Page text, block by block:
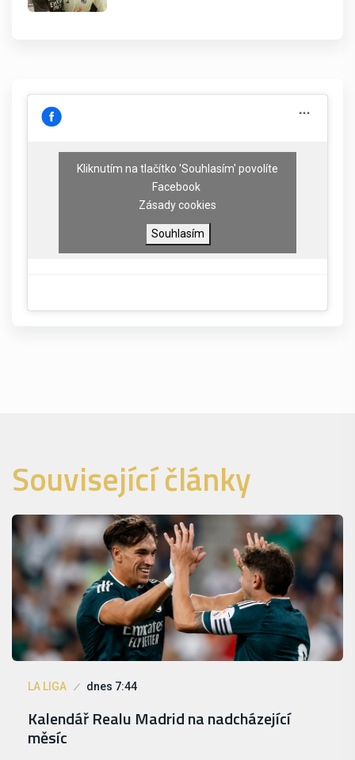
Kliknutím na tlačítko 'Souhlasím' povolíte
Facebook
Zásady cookies
Souhlasím
Související články
LA LIGA dnes 7:44
Kalendář Realu Madrid na nadcházející
měsíc